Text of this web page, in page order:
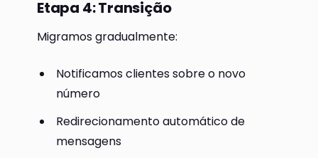
Etapa 4: Transição
Migramos gradualmente:
Notificamos clientes sobre o novo
número
Redirecionamento automático de
mensagens